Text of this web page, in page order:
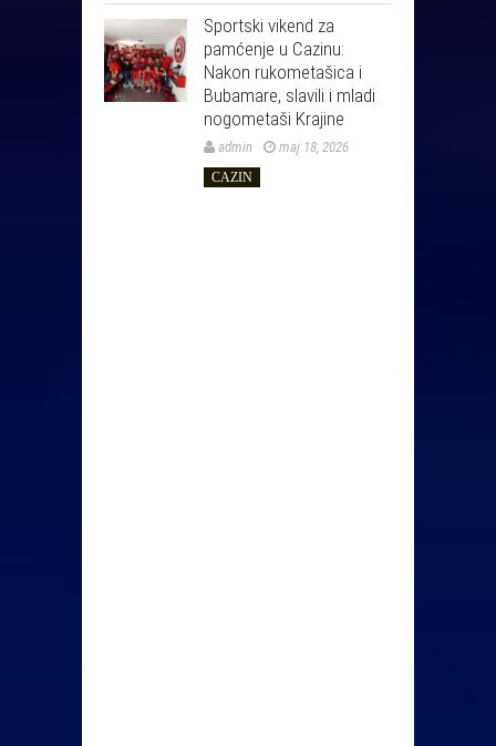
Sportski vikend za
pamćenje u Cazinu:
Nakon rukometašica i
Bubamare, slavili i mladi
nogometaši Krajine
admin maj 18, 2026
CAZIN